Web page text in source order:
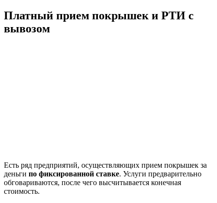
Платный прием покрышек и РТИ с
вывозом
Есть ряд предприятий, осуществляющих прием покрышек за
деньги по фиксированной ставке. Услуги предварительно
обговариваются, после чего высчитывается конечная
стоимость.